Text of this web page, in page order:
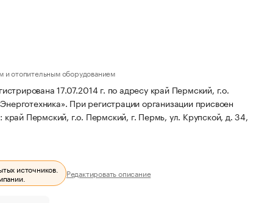
и отопительным оборудованием
17.07.2014 г. по адресу край Пермский, г.о.
При регистрации организации присвоен
Пермский, г.о. Пермский, г. Пермь, ул. Крупской, д. 34,
источников. Редактировать описание